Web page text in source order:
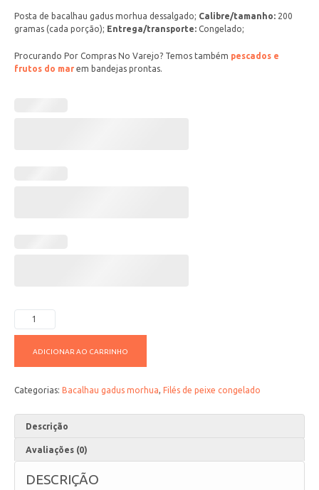
Posta de bacalhau gadus morhua dessalgado; Calibre/tamanho: 200
gramas (cada porção); Entrega/transporte: Congelado;
Procurando Por Compras No Varejo? Temos também pescados e
frutos do mar em bandejas prontas.
ADICIONAR AO CARRINHO
Categorias: Bacalhau gadus morhua, Filés de peixe congelado
Descrição
Avaliações (0)
DESCRIÇÃO